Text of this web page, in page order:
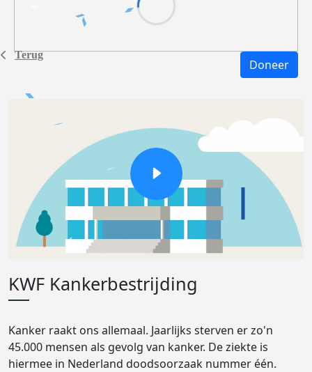
Terug
Doneer
KWF Kankerbestrijding
Kanker raakt ons allemaal. Jaarlijks sterven er zo'n
45.000 mensen als gevolg van kanker. De ziekte is
hiermee in Nederland doodsoorzaak nummer één.